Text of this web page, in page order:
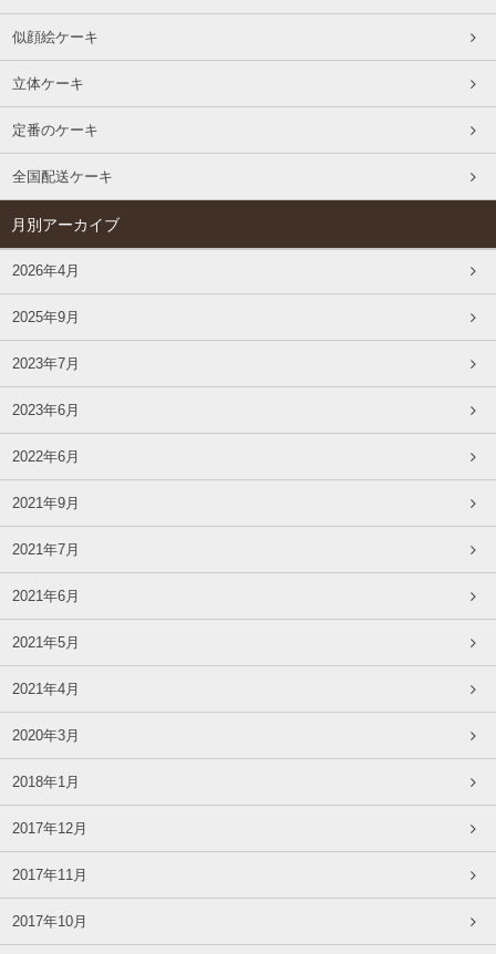
似顔絵ケーキ
立体ケーキ
定番のケーキ
全国配送ケーキ
月別アーカイブ
2026年4月
2025年9月
2023年7月
2023年6月
2022年6月
2021年9月
2021年7月
2021年6月
2021年5月
2021年4月
2020年3月
2018年1月
2017年12月
2017年11月
2017年10月